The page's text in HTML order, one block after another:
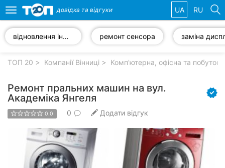
компанії
Популярні
рубрики:
Стоматології
Ветеринарні
Toggle
navigation
довідка та відгуки UA RU
відновлення інформації ремонт сенсора
ТОП 20 Компанії Вінниці Комп'ютерна, офісна та побутова
Ремонт пральних машин на вул.
Академіка Янгеля
0.0 0 Додати відгук